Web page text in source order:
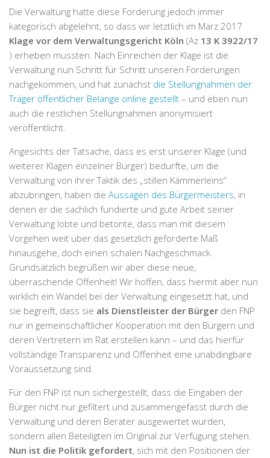
Die Verwaltung hatte diese Forderung jedoch immer
kategorisch abgelehnt, so dass wir letztlich im März 2017
Klage vor dem Verwaltungsgericht Köln (Az 13 K 3922/17
) erheben mussten. Nach Einreichen der Klage ist die
Verwaltung nun Schritt für Schritt unseren Forderungen
nachgekommen, und hat zunächst die Stellungnahmen der
Träger öffentlicher Belange online gestellt – und eben nun
auch die restlichen Stellungnahmen anonymisiert
veröffentlicht.
Angesichts der Tatsache, dass es erst unserer Klage (und
weiterer Klagen einzelner Bürger) bedurfte, um die
Verwaltung von ihrer Taktik des „stillen Kämmerleins“
abzubringen, haben die Aussagen des Bürgermeisters, in
denen er die sachlich fundierte und gute Arbeit seiner
Verwaltung lobte und betonte, dass man mit diesem
Vorgehen weit über das gesetzlich geforderte Maß
hinausgehe, doch einen schalen Nachgeschmack.
Grundsätzlich begrüßen wir aber diese neue,
überraschende Offenheit! Wir hoffen, dass hiermit aber nun
wirklich ein Wandel bei der Verwaltung eingesetzt hat, und
sie begreift, dass sie als Dienstleister der Bürger den FNP
nur in gemeinschaftlicher Kooperation mit den Bürgern und
deren Vertretern im Rat erstellen kann – und das hierfür
vollständige Transparenz und Offenheit eine unabdingbare
Voraussetzung sind.
Für den FNP ist nun sichergestellt, dass die Eingaben der
Bürger nicht nur gefiltert und zusammengefasst durch die
Verwaltung und deren Berater ausgewertet wurden,
sondern allen Beteiligten im Original zur Verfügung stehen.
Nun ist die Politik gefordert, sich mit den Positionen der